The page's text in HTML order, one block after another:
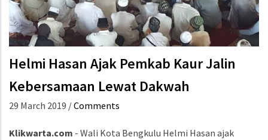
Helmi Hasan Ajak Pemkab Kaur Jalin
Kebersamaan Lewat Dakwah
29 March 2019 /Comments
Klikwarta.com - Wali Kota Bengkulu Helmi Hasan ajak